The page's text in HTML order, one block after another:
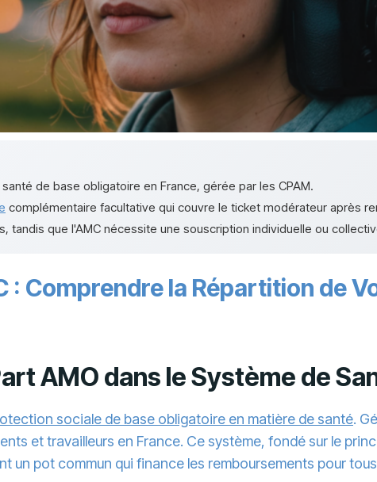
de base obligatoire en France, gérée par les CPAM.
complémentaire facultative qui couvre le ticket modérateur après
tandis que l'AMC nécessite une souscription individuelle ou
: Comprendre la Répartition de
AMO dans le Système de
sociale de base obligatoire en matière de santé.
et travailleurs en France. Ce système, fondé sur le
un pot commun qui finance les remboursements pour